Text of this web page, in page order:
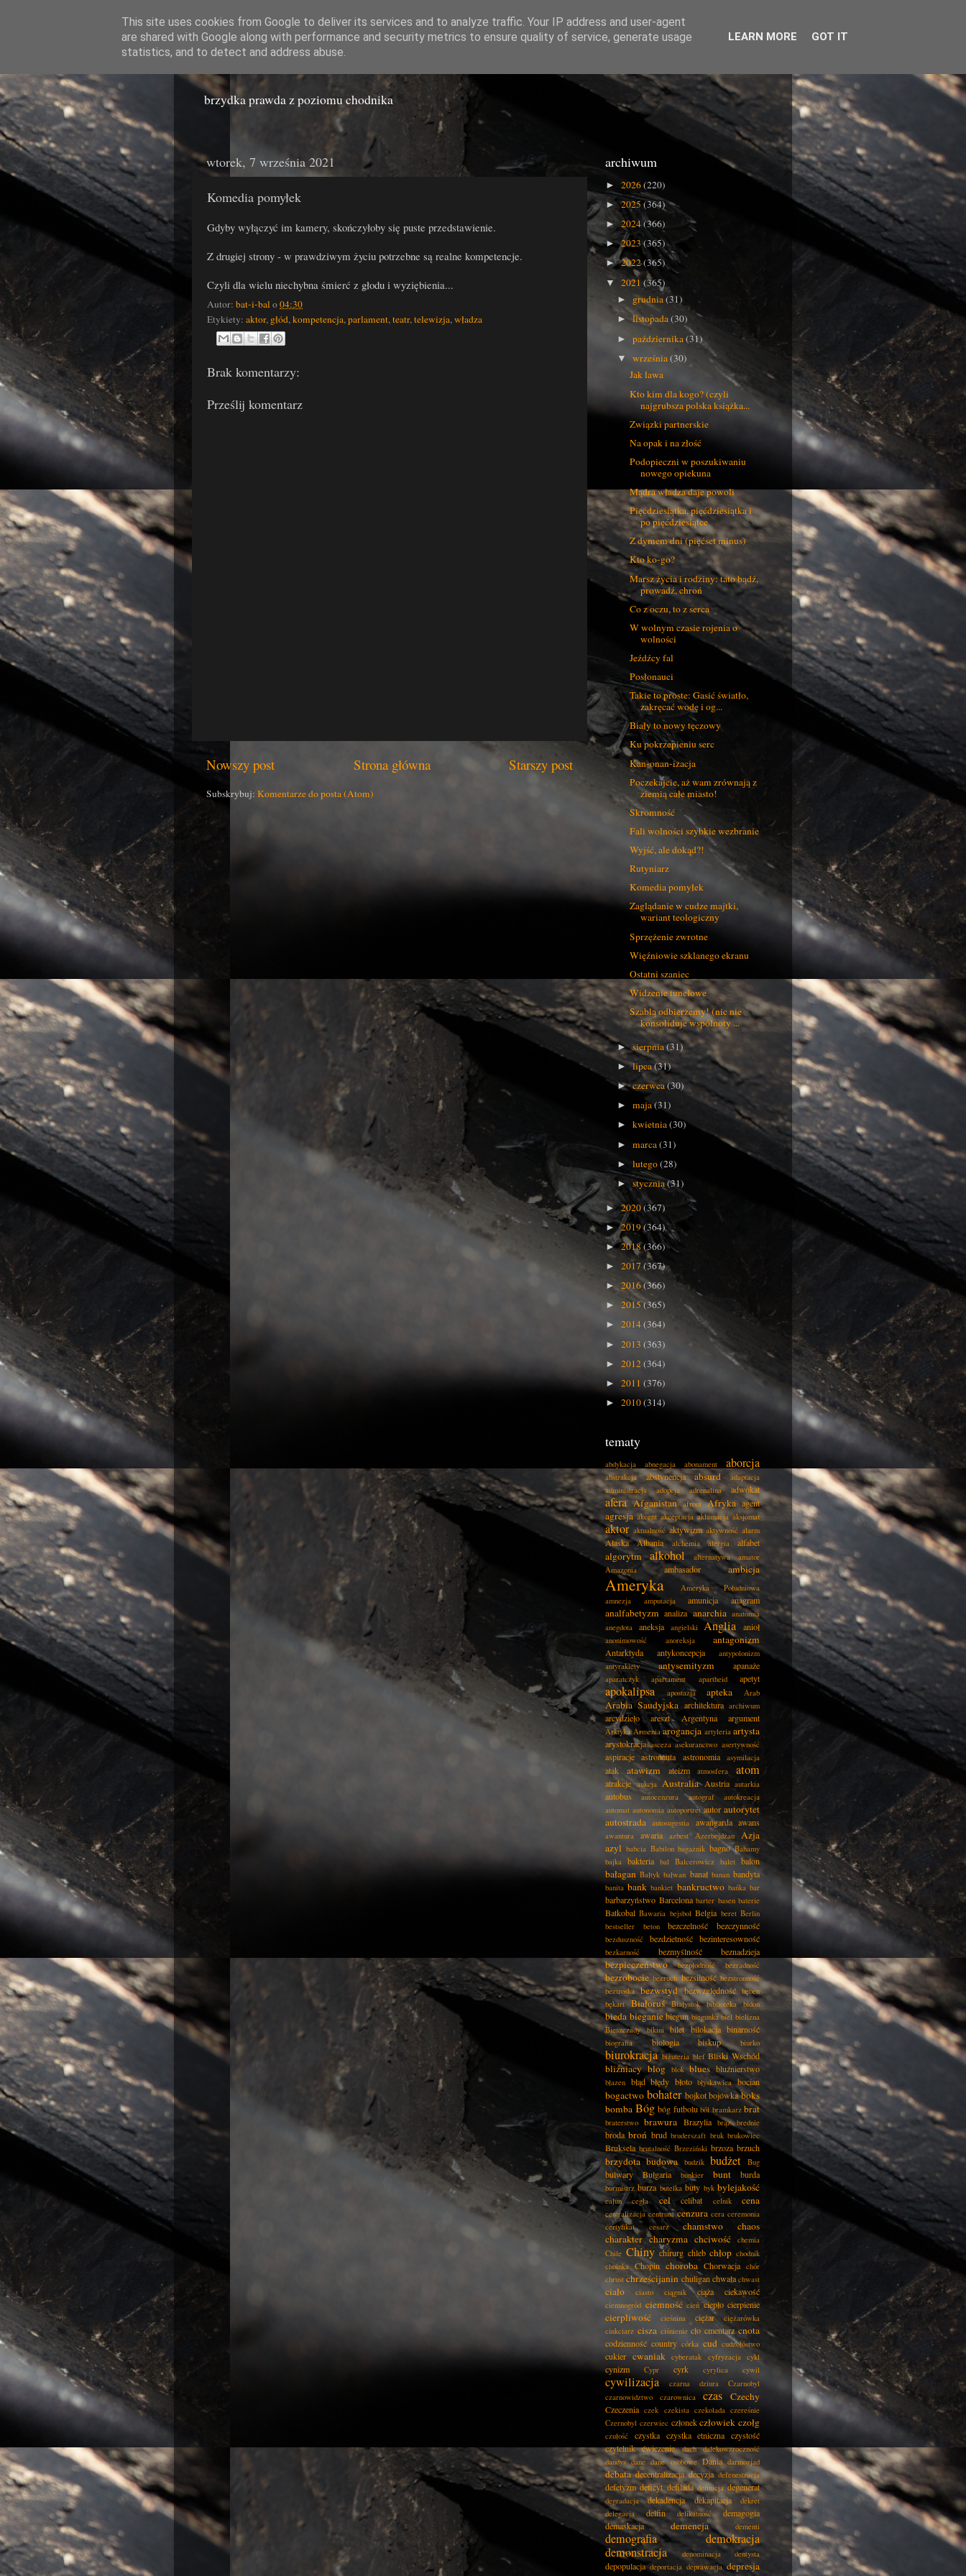
Miasto Gówna
brzydka prawda z poziomu chodnika
wtorek, 7 września 2021
Komedia pomyłek
Gdyby wyłączyć im kamery, skończyłoby się puste przedstawienie.
Z drugiej strony - w prawdziwym życiu potrzebne są realne kompetencje.
Czyli dla wielu niechybna śmierć z głodu i wyziębienia...
Autor: bat-i-bal o04:30
Etykiety: aktor, głód, kompetencja, parlament, teatr, telewizja, władza
Brak komentarzy:
Prześlij komentarz
Nowszy post Starszy post
Strona główna
Subskrybuj: Komentarze do posta (Atom)
archiwum
► 2026(220)
►2025(364)
► 2024(366)
►2023(365)
►2022(365)
▼ 2021(365)
► grudnia(31)
►listopada(30)
►października(31)
▼września(30)
Jak lawa
Kto kim dla kogo? (czyli
najgrubsza polska książka...
Związki partnerskie
Na opak i na złość
Podopieczni w poszukiwaniu
nowego opiekuna
Mądra władza daje powoli
Pięćdziesiątka, pięćdziesiątka i
po pięćdziesiątce
Z dymem dni (pięćset minus)
Kto ko-go?
Marsz życia i rodziny: tato bądź,
prowadź, chroń
Co z oczu, to z serca
W wolnym czasie rojenia o
wolności
Jeźdźcy fal
Posłonauci
Takie to proste: Gasić światło,
zakręcać wodę i og...
Biały to nowy tęczowy
Ku pokrzepieniu serc
Kan-onan-izacja
Poczekajcie, aż wam zrównają z
ziemią całe miasto!
Skromność
Fali wolności szybkie wezbranie
Wyjść, ale dokąd?!
Rutyniarz
Komedia pomyłek
Zaglądanie w cudze majtki,
wariant teologiczny
Sprzężenie zwrotne
Więźniowie szklanego ekranu
Ostatni szaniec
Widzenie tunelowe
Szablą odbierzemy! (nic nie
konsoliduje wspólnoty ...
►sierpnia(31)
►lipca(31)
►czerwca(30)
►maja(31)
►kwietnia(30)
►marca(31)
►lutego(28)
►stycznia(31)
►2020(367)
►2019(364)
► 2018(366)
► 2017 (367)
► 2016(366)
► 2015(365)
► 2014(364)
► 2013 (363)
► 2012(364)
► 2011 (376)
► 2010(314)
tematy
abdykacja abnegacja abonament aborcja
abstrakcja abstynencja absurd
adaptacja
administracja
adopcja adrenalina adwokat
afera Afganistan afront Afryka agent
agresja akcent akceptacja aklamacja aksjomat
aktor aktualność aktywizm aktywność alarm
Alaska Albania alchemia alergia alfabet
algorytm alkohol alternatywa
amator
Amazonia
ambasador ambicja
Ameryka
Ameryka Południowa
amnezja
amputacja amunicja anagram
analfabetyzm analiza anarchia anatomia
anegdota
aneksja angielski Anglia anioł
anonimowość anoreksja antagonizm
Antarktyda antykoncepcja
antypolonizm
antyrakiety
antysemityzm apanaże
aparatczyk apartament apartheid apetyt
apokalipsa apostazja apteka Arab
Arabia Saudyjska architektura archiwum
arcydzieło areszt Argentyna argument
Arktyka Armenia arogancja artyleria artysta
arystokracja asceza asekuranctwo asertywność
aspiracje astronauta astronomia asymilacja
atak atawizm ateizm atmosfera atom
atrakcje aukcja Australia Austria autarkia
autobus autocenzura autograf
autokreacja
automat autonomia autoportret autor autorytet
autostrada autosugestia awangarda awans
awantura awaria azbest Azerbejdżan
Azja
azyl babcia Babilon bagażnik bagno Bahamy
bajka bakteria bal Balcerowicz balet balon
bałagan Bałtyk bałwan banał banan bandyta
banita bank bankiet bankructwo bańka bar
barbarzyństwo Barcelona barter basen baterie
Batkobal Bawaria bejsbol Belgia beret Berlin
bestseller
beton bezczelność bezczynność
bezduszność bezdzietność bezinteresowność
bezkarność bezmyślność beznadzieja
bezpieczeństwo bezpłodność bezradność
bezrobocie bezruch bezsilność bezstronność
beztroska bezwstyd bezwzględność bęben
bękart
Białoruś Białystok biblioteka bidon
bieda bieganie biegun biegunka biel bielizna
Bieszczady
bikini bilet bilokacja binarność
biografia biologia biskup biurko
biurokracja biżuteria blef Bliski Wschód
bliźniacy blog blok blues bluźnierstwo
błazen błąd błędy błoto błyskawica bocian
bogactwo bohater bojkot bojówka boks
bomba Bóg bóg futbolu ból bramkarz brat
braterstwo brawura Brazylia brąz brednie
broda broń brud bruderszaft bruk brukowiec
Bruksela brutalność Brzeziński brzoza brzuch
brzydota budowa budzik budżet Bug
bulwary Bułgaria bunkier bunt burda
burmistrz burza butelka buty byk bylejakość
całun cegła cel celibat celnik cena
centralizacja centrum cenzura cera ceremonia
certyfikat
cesarz chamstwo
chaos
charakter charyzma chciwość
chemia
Chile Chiny chirurg chleb chłop chodnik
choinka Chopin choroba Chorwacja chór
chrust chrześcijanin chuligan chwała chwast
ciało ciasto ciągnik ciąża ciekawość
ciemnogród ciemność cień ciepło cierpienie
cierpliwość cieśnina ciężar
ciężarówka
cinkciarz cisza ciśnienie cło cmentarz cnota
codzienność country córka cud cudzołóstwo
cukier cwaniak cyberatak cyfryzacja cykl
cynizm Cypr cyrk cyrylica cywil
cywilizacja czarna dziura
Czarnobyl
czarnowidztwo
czarownica czas Czechy
Czeczenia czek czekista czekolada czereśnie
Czernobyl czerwiec członek człowiek czołg
czułość czystka czystka etniczna czystość
czytelnik ćwiczenie dach
dalekowzroczność
dandys dane dane osobowe Dania darmozjad
debata decentralizacja decyzja defenestracja
defetyzm deficyt defilada definicja degenerat
degradacja dekadencja dekapitacja
dekret
delegacja
delfin delikatność
demagogia
demaskacja
demencja dementi
demografia
demokracja
demonstracja
denominacja dentysta
depopulacja deportacja deprawacja depresja
This site uses cookies from Google to deliver its services and to analyze traffic. Your IP address and user-agent
are shared with Google along with performance and security metrics to ensure quality of service, generate usage
statistics, and to detect and address abuse.
LEARN MORE GOT IT